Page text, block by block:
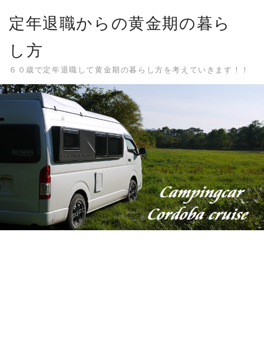
content
定年退職からの黄金期の暮ら
し方
６０歳で定年退職して黄金期の暮らし方を考えていきます！！